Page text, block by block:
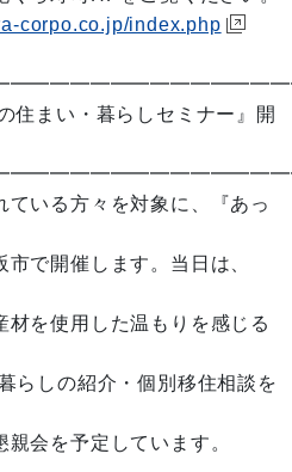
corpo.co.jp/index.php
住まい・暮らしセミナー』開
いる方々を対象に、『あっ
市で開催します。当日は、
を使用した温もりを感じる
らしの紹介・個別移住相談を
会を予定しています。